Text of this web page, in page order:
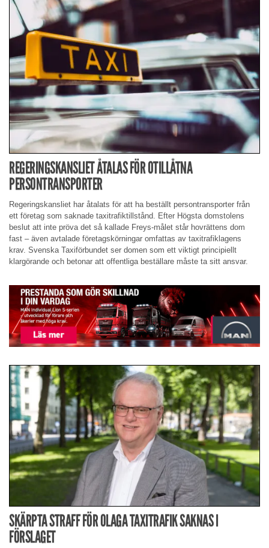
REGERINGSKANSLIET ÅTALAS FÖR OTILLÅTNA
PERSONTRANSPORTER
Regeringskansliet har åtalats för att ha beställt persontransporter från
ett företag som saknade taxitrafiktillstånd. Efter Högsta domstolens
beslut att inte pröva det så kallade Freys-målet står hovrättens dom
fast – även avtalade företagskörningar omfattas av taxitrafiklagens
krav. Svenska Taxiförbundet ser domen som ett viktigt principiellt
klargörande och betonar att offentliga beställare måste ta sitt ansvar.
SKÄRPTA STRAFF FÖR OLAGA TAXITRAFIK SAKNAS I
FÖRSLAGET